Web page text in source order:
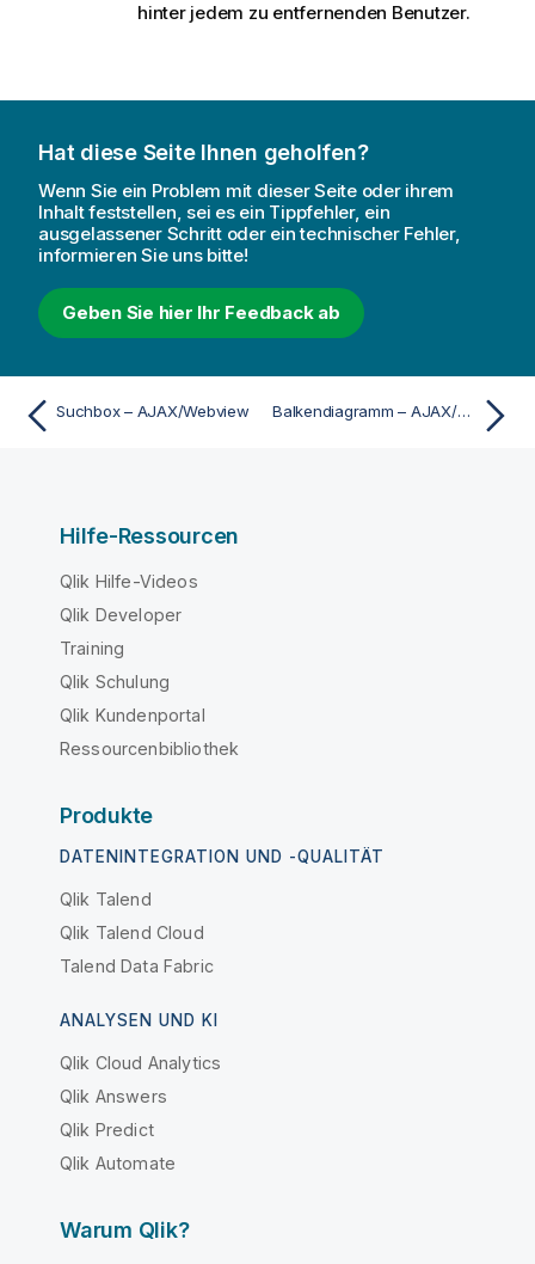
hinter jedem zu entfernenden Benutzer.
Hat diese Seite Ihnen geholfen?
Wenn Sie ein Problem mit dieser Seite oder ihrem
Inhalt feststellen, sei es ein Tippfehler, ein
ausgelassener Schritt oder ein technischer Fehler,
informieren Sie uns bitte!
Geben Sie hier Ihr Feedback ab
Suchbox – AJAX/Webview Balkendiagramm – AJAX/Webview
Hilfe-Ressourcen
Qlik Hilfe-Videos
Qlik Developer
Training
Qlik Schulung
Qlik Kundenportal
Ressourcenbibliothek
Produkte
DATENINTEGRATION UND -QUALITÄT
Qlik Talend
Qlik Talend Cloud
Talend Data Fabric
ANALYSEN UND KI
Qlik Cloud Analytics
Qlik Answers
Qlik Predict
Qlik Automate
Warum Qlik?